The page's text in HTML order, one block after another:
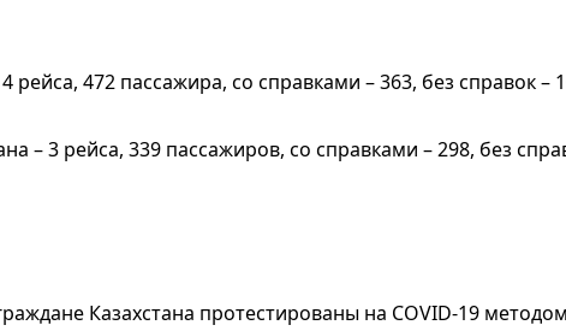
рейса, 472 пассажира, со справками – 363, без справок –
– 3 рейса, 339 пассажиров, со справками – 298, без
Казахстана протестированы на COVID-19 методом